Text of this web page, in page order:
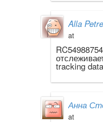
Alla
at
tracking
Анна
at